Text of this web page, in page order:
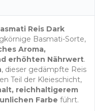
Reis Dark
Basmati-Sorte,
Aroma,
erhöhten Nährwert.
, dieser gedämpfte Reis
Teil der Kleieschicht,
reichhaltigerem
Farbe führt.